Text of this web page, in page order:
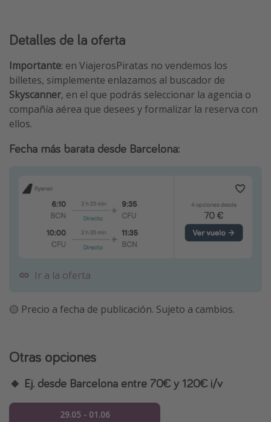
Detalles de la oferta
Importante: en ViajerosPiratas no vendemos los
billetes, simplemente enlazamos al buscador de
Skyscanner, en el que podrás seleccionar la agencia o
compañía aérea que desees y formalizar la reserva con
ellos.
Fecha más barata desde Barcelona:
Ir a la oferta
🟡 Precio a fecha de publicación. Sujeto a cambios.
Otras opciones
🔸 Ej. desde Barcelona entre 70€ y 120€ i/v
29.05 - 01.06